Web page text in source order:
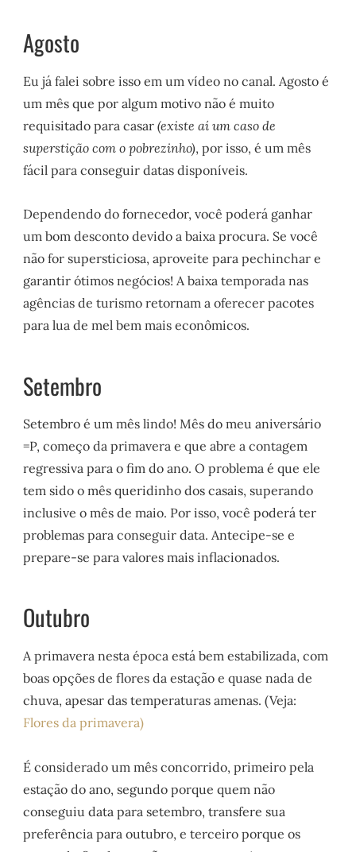
Agosto
Eu já falei sobre isso em um vídeo no canal. Agosto é
um mês que por algum motivo não é muito
requisitado para casar(existe aí um caso de
superstição com o pobrezinho), por isso, é um mês
fácil para conseguir datas disponíveis.
Dependendo do fornecedor, você poderá ganhar
um bom desconto devido a baixa procura. Se você
não for supersticiosa, aproveite para pechinchar e
garantir ótimos negócios! A baixa temporada nas
agências de turismo retornam a oferecer pacotes
para lua de mel bem mais econômicos.
Setembro
Setembro é um mês lindo! Mês do meu aniversário
=P, começo da primavera e que abre a contagem
regressiva para o fim do ano. O problema é que ele
tem sido o mês queridinho dos casais, superando
inclusive o mês de maio. Por isso, você poderá ter
problemas para conseguir data. Antecipe-se e
prepare-se para valores mais inflacionados.
Outubro
A primavera nesta época está bem estabilizada, com
boas opções de flores da estação e quase nada de
chuva, apesar das temperaturas amenas. (Veja:
Flores da primavera)
É considerado um mês concorrido, primeiro pela
estação do ano, segundo porque quem não
conseguiu data para setembro, transfere sua
preferência para outubro, e terceiro porque os